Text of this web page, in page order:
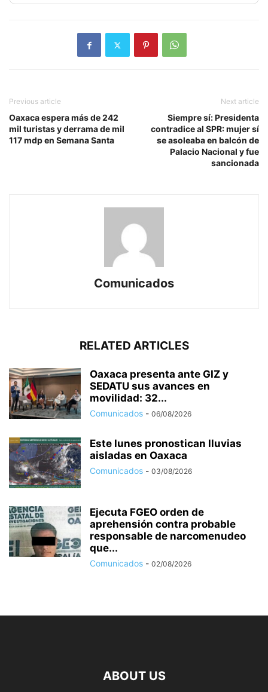
Previous article
Oaxaca espera más de 242
mil turistas y derrama de mil
117 mdp en Semana Santa
Next article
Siempre sí: Presidenta
contradice al SPR: mujer sí
se asoleaba en balcón de
Palacio Nacional y fue
sancionada
Comunicados
RELATED ARTICLES
Oaxaca presenta ante GIZ y
SEDATU sus avances en
movilidad: 32...
Comunicados - 06/08/2026
Este lunes pronostican lluvias
aisladas en Oaxaca
Comunicados - 03/08/2026
Ejecuta FGEO orden de
aprehensión contra probable
responsable de narcomenudeo
que...
Comunicados - 02/08/2026
ABOUT US